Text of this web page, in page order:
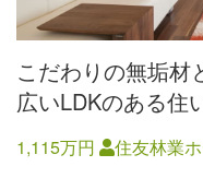
こだわりの無垢材
広いLDKのある住
1,115万円 住友林業